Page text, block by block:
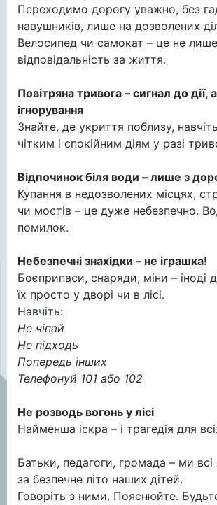
Переходимо дорогу уважно, без
навушників, лише на дозволених
Велосипед чи самокат – це не
відповідальність за життя.
Повітряна тривога – сигнал до дії,
ігнорування
Знайте, де укриття поблизу,
чітким і спокійним діям у разі
Відпочинок біля води – лише з
Купання в недозволених місцях,
чи мостів – це дуже небезпечно.
помилок.
Небезпечні знахідки – не іграшка!
Боєприпаси, снаряди, міни – іноді
їх просто у дворі чи в лісі.
Навчіть:
Не чіпай
Не підходь
Попередь інших
Телефонуй 101 або 102
Не розводь вогонь у лісі
Найменша іскра – і трагедія для
Батьки, педагоги, громада – ми всі
за безпечне літо наших дітей.
Говоріть з ними. Пояснюйте.